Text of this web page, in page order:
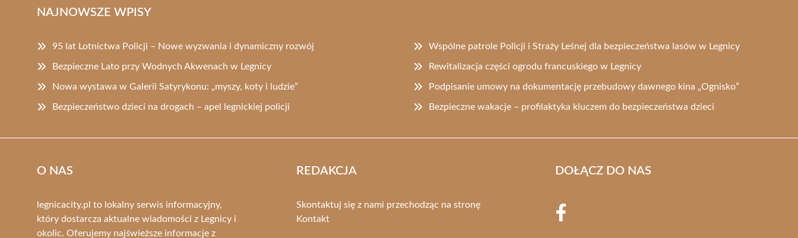
NAJNOWSZE WPISY
95 lat Lotnictwa Policji – Nowe wyzwania i dynamiczny rozwój Wspólne patrole Policji i Straży Leśnej dla bezpieczeństwa lasów w Legnicy
Bezpieczne Lato przy Wodnych Akwenach w Legnicy Rewitalizacja części ogrodu francuskiego w Legnicy
Nowa wystawa w Galerii Satyrykonu: „myszy, koty i ludzie” Podpisanie umowy na dokumentację przebudowy dawnego kina „Ognisko”
Bezpieczeństwo dzieci na drogach – apel legnickiej policji Bezpieczne wakacje – profilaktyka kluczem do bezpieczeństwa dzieci
O NAS
legnicacity.pl to lokalny serwis informacyjny,
który dostarcza aktualne wiadomości z Legnicy i
okolic. Oferujemy najświeższe informacje z
REDAKCJA
Skontaktuj się z nami przechodząc na stronę
Kontakt
DOŁĄCZ DO NAS